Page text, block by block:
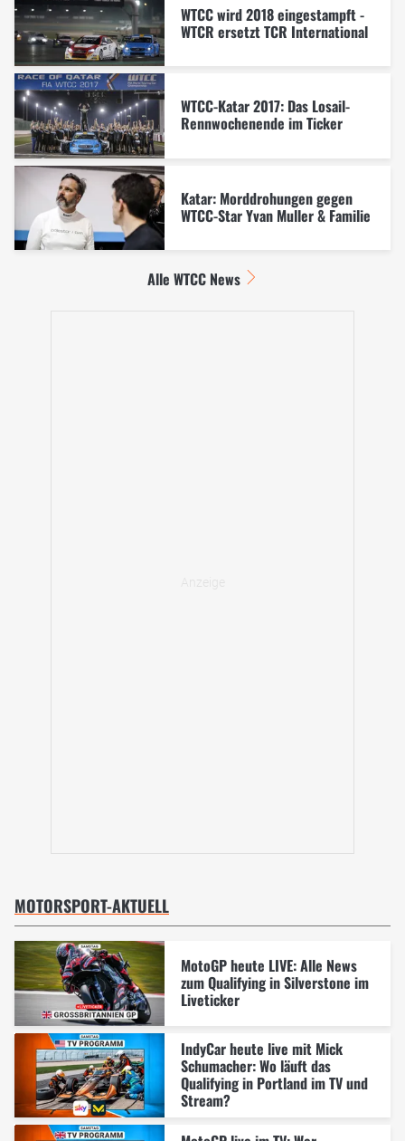
WTCC wird 2018 eingestampft -
WTCR ersetzt TCR International
WTCC-Katar 2017: Das Losail-
Rennwochenende im Ticker
Katar: Morddrohungen gegen
WTCC-Star Yvan Muller & Familie
Alle WTCC News
MOTORSPORT-AKTUELL
MotoGP heute LIVE: Alle News
zum Qualifying in Silverstone im
Liveticker
IndyCar heute live mit Mick
Schumacher: Wo läuft das
Qualifying in Portland im TV und
Stream?